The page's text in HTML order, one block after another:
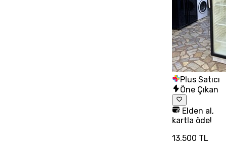
Plus Satıcı
Öne Çıkan
Elden al,
kartla öde!
13.500 TL